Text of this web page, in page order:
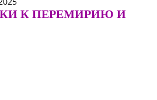
К ПЕРЕМИРИЮ И